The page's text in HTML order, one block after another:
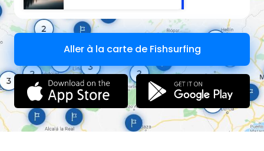
Aller à la carte de Fishsurfing